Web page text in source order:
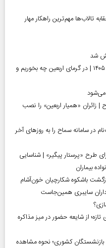
تالاب‌ها مهم‌ترین راهکار مهار
شد
توصیه‌های تغذیه‌ای برای زائران اربعین ۱۴۰۵ | در گرمای اربعین چه بخوریم و
زائران «همیار اربعین» را نصب
بخوانند | ثبت‌نام در سامانه سماح را به روز‌های آخر
طرح «پرستار پیگیر» | شناسایی
سایبری همین‌جاست
از شایعه حضور در میز مذاکره
میلیون تومانی بازنشستگان کشوری؛ نحوه مشاهده